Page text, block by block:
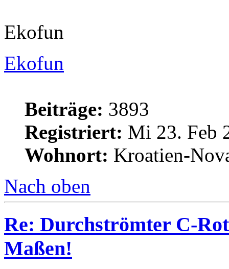
Ekofun
Ekofun
Beiträge: 3893
Registriert: Mi 23. Feb
Wohnort: Kroatien-
Nach oben
Re: Durchströmter C-
Maßen!